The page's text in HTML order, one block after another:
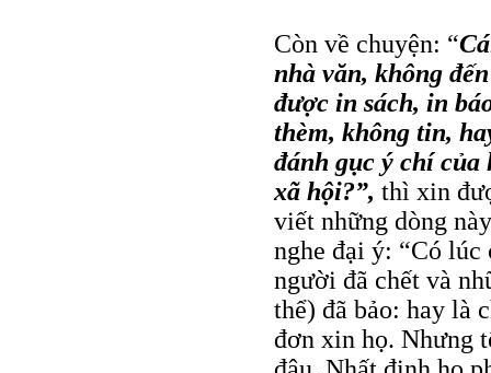
Còn về chuyện: “
nhà văn, không
được in sách, in
thèm, không tin,
đánh gục ý chí của
xã hội?”, thì xin
viết những dòng
nghe đại ý: “Có lúc
người đã chết và
thể) đã bảo: hay là
đơn xin họ. Nhưng